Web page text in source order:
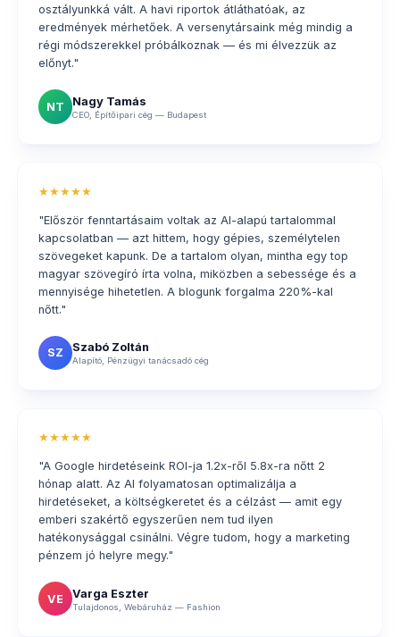
osztályunkká vált. A havi riportok átláthatóak, az
eredmények mérhetőek. A versenytársaink még mindig a
régi módszerekkel próbálkoznak — és mi élvezzük az
előnyt."
NT Nagy Tamás
CEO, Építőipari cég — Budapest
★★★★★
"Először fenntartásaim voltak az AI-alapú tartalommal
kapcsolatban — azt hittem, hogy gépies, személytelen
szövegeket kapunk. De a tartalom olyan, mintha egy top
magyar szövegíró írta volna, miközben a sebessége és a
mennyisége hihetetlen. A blogunk forgalma 220%-kal
nőtt."
SZ Szabó Zoltán
Alapító, Pénzügyi tanácsadó cég
★★★★★
"A Google hirdetéseink ROI-ja 1.2x-ről 5.8x-ra nőtt 2
hónap alatt. Az AI folyamatosan optimalizálja a
hirdetéseket, a költségkeretet és a célzást — amit egy
emberi szakértő egyszerűen nem tud ilyen
hatékonysággal csinálni. Végre tudom, hogy a marketing
pénzem jó helyre megy."
VE Varga Eszter
Tulajdonos, Webáruház — Fashion